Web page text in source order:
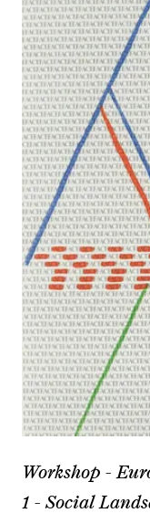
Workshop -
1 - Social